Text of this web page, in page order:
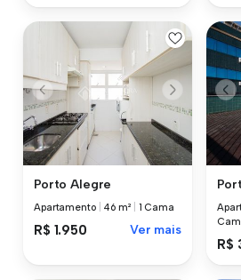
Porto Alegre
Apartamento 46 m² 1 Cama
R$ 1.950 Ver mais
R$